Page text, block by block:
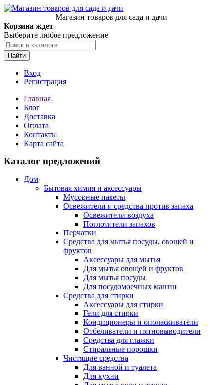
Магазин товаров для сада и дачи
Корзина ждет
Выберите любое предложение
Найти
Вход
Регистрация
Главная
Блог
Доставка
Оплата
Контакты
Карта сайта
Каталог предложений
Дом
Бытовая химия и аксессуары
Мусорные пакеты
Освежители и средства против запаха
Освежители воздуха
Поглотители запахов
Перчатки
Средства для мытья посуды, овощей и
фруктов
Аксессуары для мытья
Для мытья овощей и фруктов
Для мытья посуды
Для посудомоечных машин
Средства для стирки
Аксессуары для стирки
Гели для стирки
Кондиционеры и ополаскиватели
Отбеливатели и пятновыводители
Средства для глажки
Стиральные порошки
Чистящие средства
Для ванной и туалета
Для кухни